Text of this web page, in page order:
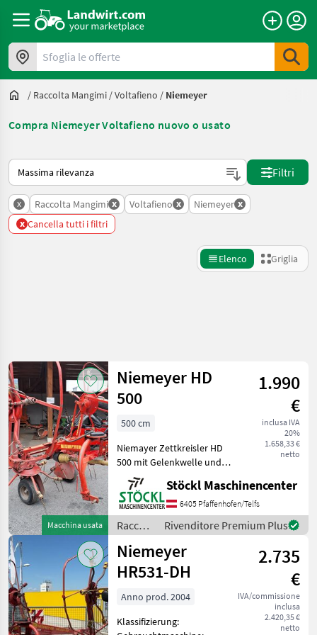
Sfoglia le offerte
/ Raccolta Mangimi /Voltafieno / Niemeyer
Compra Niemeyer Voltafieno nuovo o usato
Ecco come viene ordinato su Landwirt.com
Filtri
x Raccolta Mangimi x Voltafieno x Niemeyer x
x Cancella tutti i filtri
Elenco Griglia
ricerca
Categoria 4 Paese
PERCORSO
ATTUALE
Settore
agricolo
Raccolta
Mangimi
Niemeyer
SCEGLI
CATEGORIA
Niemeyer
Reimposta
Mostra
16
risultati
Macchina usata
Niemeyer HD
500
1.990
€
inclusa IVA
20%
1.658,33 €
netto
500 cm
Niemayer Zettkreisler HD
500 mit Gelenkwelle und
hydraulische Klappung. (A)
Sollevamento: Regolazione
idraulica dell'altezza
Raccolta mangimi
Voltafieno
Stöckl Maschinencenter
6405 Pfaffenhofen/Telfs
Raccolta
mangimi
/
Niemeyer
Rivenditore Premium Plus
Niemeyer
HR531-DH
2.735
€
IVA/commissione
inclusa
2.420,35 €
netto
Anno prod. 2004
Klassifizierung: